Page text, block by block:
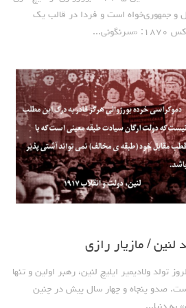
و جمهوری‌خواه است و فردا در قالب یک
لنین / مازیار رازی
و دوم آوریل ۱۸۷۰ سالروز تولد ولادیمیر ایلیچ لنین، رهبر اولین و تنها
صدو پنجاه و چهار سال پیش در چنین